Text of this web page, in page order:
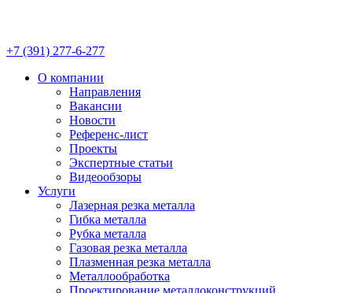
+7 (391) 277-6-277
О компании
Направления
Вакансии
Новости
Референс-лист
Проекты
Экспертные статьи
Видеообзоры
Услуги
Лазерная резка металла
Гибка металла
Рубка металла
Газовая резка металла
Плазменная резка металла
Металлообработка
Проектирование металлоконструкций